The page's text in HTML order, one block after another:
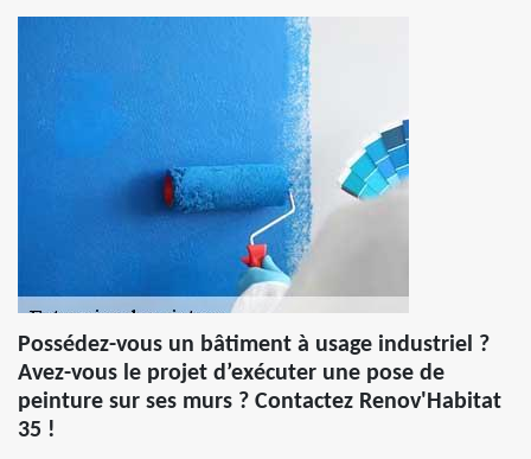
Possédez-vous un bâtiment à usage industriel ?
Avez-vous le projet d’exécuter une pose de
peinture sur ses murs ? Contactez Renov'Habitat
35 !